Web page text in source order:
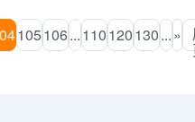
105106...110120130...»